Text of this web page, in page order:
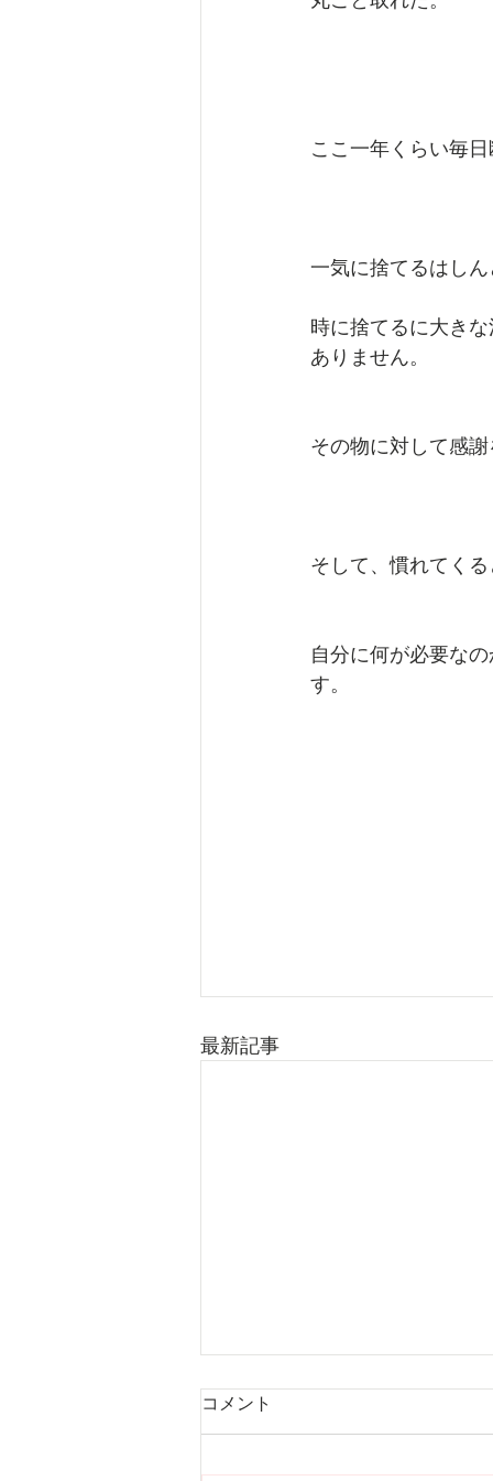
ここ一年くらい毎
一気に捨てるはし
時に捨てるに大き
ありません。
その物に対して感謝
そして、慣れてく
自分に何が必要な
す。
最新記事
組み木型
コメント